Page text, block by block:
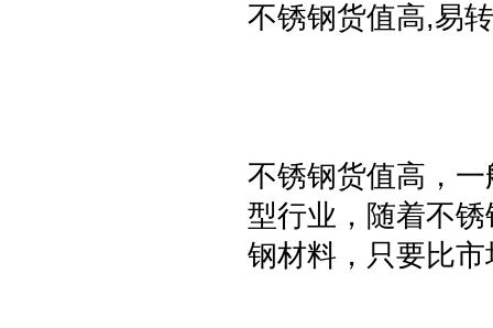
不锈钢货值高,易
不锈钢货值高，
型行业，随着不
钢材料，只要比